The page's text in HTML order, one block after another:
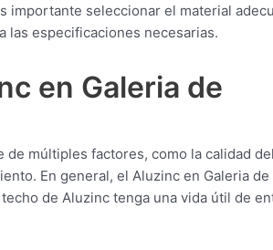
importante seleccionar el material
las especificaciones necesarias.
en Galeria de
de múltiples factores, como la calidad del
En general, el Aluzinc en Galeria de
de Aluzinc tenga una vida útil de